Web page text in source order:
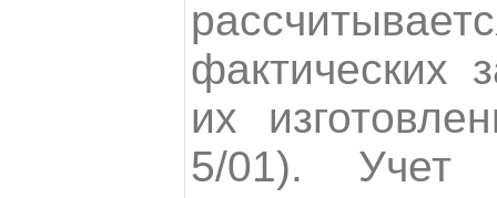
фактических
их
5/01). Учет